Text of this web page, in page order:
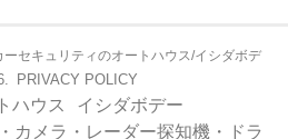
セキュリティのオートハウス/イシダボデ
PRIVACY POLICY
ハウス
イシダボデー
カメラ・レーダー探知機・ドラ